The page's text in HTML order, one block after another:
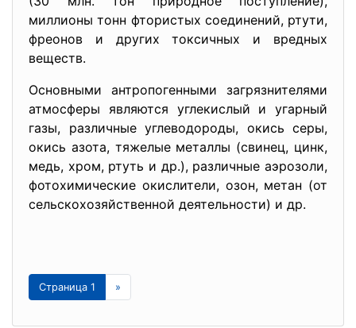
миллионы тонн фтористых соединений, ртути,
фреонов и других токсичных и вредных
веществ.
Основными антропогенными загрязнителями
атмосферы являются углекислый и угарный
газы, различные углеводороды, окись серы,
окись азота, тяжелые металлы (свинец, цинк,
медь, хром, ртуть и др.), различные аэрозоли,
фотохимические окислители, озон, метан (от
сельскохозяйственной деятельности) и др.
Страница 1 »